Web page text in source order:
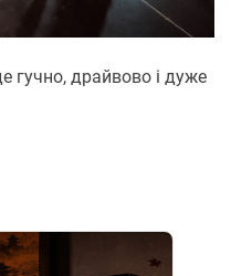
гучно, драйвово і дуже